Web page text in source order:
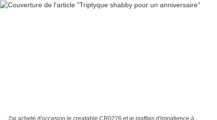
J'ai acheté d'occasion le creatable CR0276 et je piaffais d'impatience à